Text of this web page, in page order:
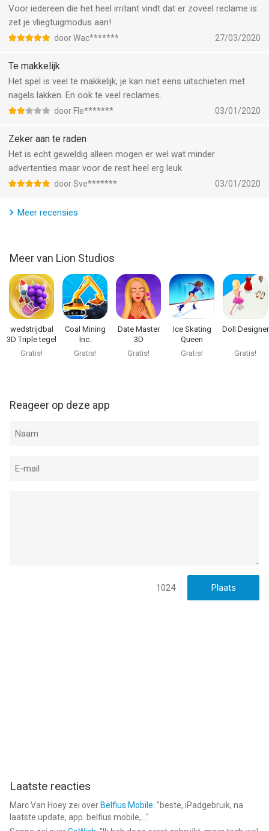
Follow us to get news and updates on our other Award
Winning titles;
https://lionstudios.cc/
Instagram.com/LionStudioscc
Twitter.com/LionStudiosCC
Youtube.com/c/LionStudiosCC
Nails Done! van Lion Studios is een app voor iPhone, iPad en
iPod touch met iOS versie 15.0 of hoger, geschikt bevonden
voor gebruikers met leeftijden vanaf
Informatie voor Nails Done!is het laatst vergeleken op 8 Aug
Voor iedereen die het heel irritant vindt dat er zoveel reclame is
zet je vliegtuigmodus aan!
door Wac******* 27/03/2020
Te makkelijk
Het spel is veel te makkelijk, je kan niet eens uitschieten met
nagels lakken. En ook te veel reclames.
door Fle******* 03/01/2020
Zeker aan te raden
Het is echt geweldig alleen mogen er wel wat minder
advertenties maar voor de rest heel erg leuk
door Sve******* 03/01/2020
Meer recensies
Meer van Lion Studios
wedstrijdbal
3D Triple tegel
Gratis!
Coal Mining
Inc.
Gratis!
Date Master
3D
Gratis!
Ice Skating
Queen
Gratis!
Doll Designer
Gratis!
Reageer op deze app
1024
Laatste reacties
Marc Van Hoey zei over Belfius Mobile: "beste, iPadgebruik, na
laatste update, app. belfius mobile,... "